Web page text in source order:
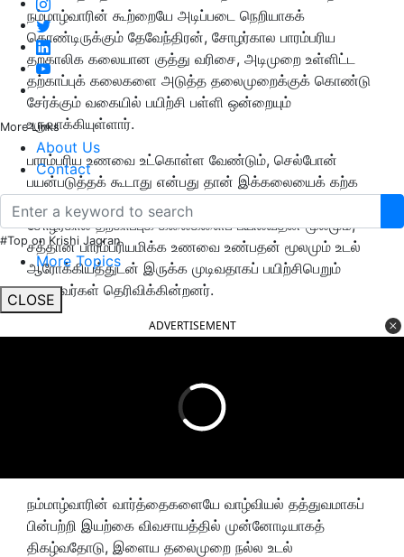
More Links
About Us
Contact
#Top on Krishi Jagran
More Topics
CLOSE
நம்மாழ்வாரின் கூற்றையே அடிப்படை நெறியாகக்
கொண்டிருக்கும் தேவேந்திரன், சோழர்கால பாரம்பரிய
தற்காலிக கலையான குத்து வரிசை, அடிமுறை உள்ளிட்ட
தற்காப்புக் கலைகளை அடுத்த தலைமுறைக்குக் கொண்டு
சேர்க்கும் வகையில் பயிற்சி பள்ளி ஒன்றையும்
உருவாக்கியுள்ளார்.
பாரம்பரிய உணவை உட்கொள்ள வேண்டும், செல்போன்
பயன்படுத்தக் கூடாது என்பது தான் இக்கலையைக் கற்க
முக்கிய கோட்பாடாகவும் தேவேந்திரன் வைத்திருக்கிறார்.
சோழர்கால தற்காப்புக் கலைகளைப் பயில்வதன் மூலமும்,
சத்தான பாரம்பரியமிக்க உணவை உண்பதன் மூலமும் உடல்
ஆரோக்கியத்துடன் இருக்க முடிவதாகப் பயிற்சிபெறும்
மாணவர்கள் தெரிவிக்கின்றனர்.
ADVERTISEMENT
நம்மாழ்வாரின் வார்த்தைகளையே வாழ்வியல் தத்துவமாகப்
பின்பற்றி இயற்கை விவசாயத்தில் முன்னோடியாகத்
திகழ்வதோடு, இளைய தலைமுறை நல்ல உடல்